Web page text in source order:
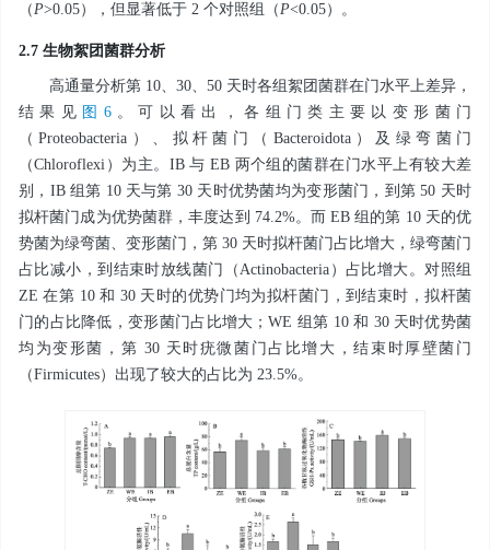
（P>0.05），但显著低于 2 个对照组（P<0.05）。
2.7 生物絮团菌群分析
高通量分析第 10、30、50 天时各组絮团菌群在门水平上差异，
结果见 图6。可以看出，各组门类主要以变形菌门
（Proteobacteria）、拟杆菌门（Bacteroidota）及绿弯菌门
（Chloroflexi）为主。IB 与 EB 两个组的菌群在门水平上有较大差
别，IB 组第 10 天与第 30 天时优势菌均为变形菌门，到第 50 天时
拟杆菌门成为优势菌群，丰度达到 74.2%。而 EB 组的第 10 天的优
势菌为绿弯菌、变形菌门，第 30 天时拟杆菌门占比增大，绿弯菌门
占比减小，到结束时放线菌门（Actinobacteria）占比增大。对照组
ZE 在第 10 和 30 天时的优势门均为拟杆菌门，到结束时，拟杆菌
门的占比降低，变形菌门占比增大；WE 组第 10 和 30 天时优势菌
均为变形菌，第 30 天时疣微菌门占比增大，结束时厚壁菌门
（Firmicutes）出现了较大的占比为 23.5%。